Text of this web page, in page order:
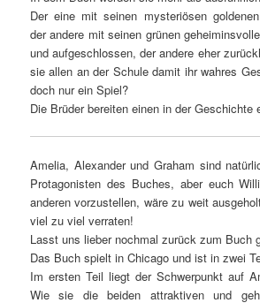
Der eine mit seinen mysteriösen
der andere mit seinen grünen
und aufgeschlossen, der andere eher
sie allen an der Schule damit ihr wahres
doch nur ein Spiel?
Die Brüder bereiten einen in der Geschichte
Amelia, Alexander und Graham sind
Protagonisten des Buches, aber euch
anderen vorzustellen, wäre zu weit
viel zu viel verraten!
Lasst uns lieber nochmal zurück zum Buch
Das Buch spielt in Chicago und ist in zwei
Im ersten Teil liegt der Schwerpunkt auf
Wie sie die beiden attraktiven und